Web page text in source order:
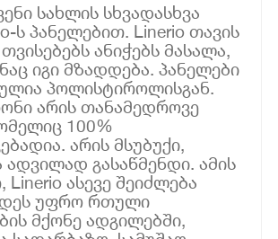
სახლის სხვადასხვა
ს პანელებით. Linerio თავის
ანიჭებს მასალა,
იგი მზადდება. პანელები
პოლისტიროლისგან.
არის თანამედროვე
100%
არის მსუბუქი,
გასაწმენდი. ამის
ასევე შეიძლება
უფრო რთული
მქონე ადგილებში,